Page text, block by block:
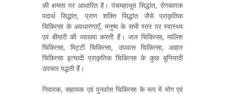
की क्षमता पर आधारित है। पंचमहाभूत सिद्धांत, रोगकारक
पदार्थ सिद्धांत, प्राण शक्ति सिद्धांत जैसे प्राकृतिक
चिकित्सा के अवधारणाएँ, मनुष्य के सभी स्तर पर स्वास्थ्य
एवं बीमारी की व्याख्या करती हैं। जल चिकित्सा, मालिश
चिकित्सा, मिट्टी चिकित्सा, उपवास चिकित्सा, आहार
चिकित्सा इत्यादी प्राकृतिक चिकित्सा के कुछ बुनियादी
उपचार पद्धती हैं।
निवारक, सहायक एवं पुनर्वास चिकित्सा के रूप में योग एवं